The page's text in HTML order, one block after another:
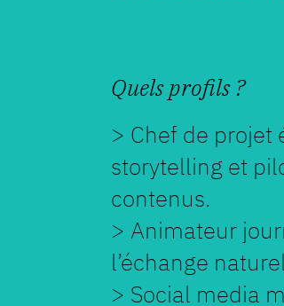
Quels profils ?
> Chef de projet
storytelling et
contenus.
> Animateur
l’échange
> Social media